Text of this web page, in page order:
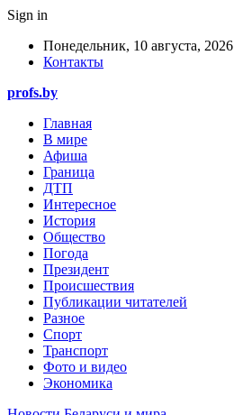
Sign in
Понедельник, 10 августа, 2026
Контакты
profs.by
Главная
В мире
Афиша
Граница
ДТП
Интересное
История
Общество
Погода
Президент
Происшествия
Публикации читателей
Разное
Спорт
Транспорт
Фото и видео
Экономика